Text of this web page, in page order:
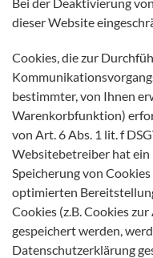
dieser Website
Cookies, die zur
bestimmter, von Ihnen
Warenkorbfunktion)
von Art. 6 Abs. 1 lit. f
Websitebetreiber hat ein
Speicherung von
optimierten
Cookies (z.B. Cookies
gespeichert werden,
Datenschutzerklärung